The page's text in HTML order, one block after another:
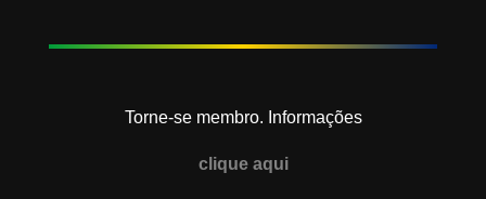
Torne-se membro. Informações
clique aqui